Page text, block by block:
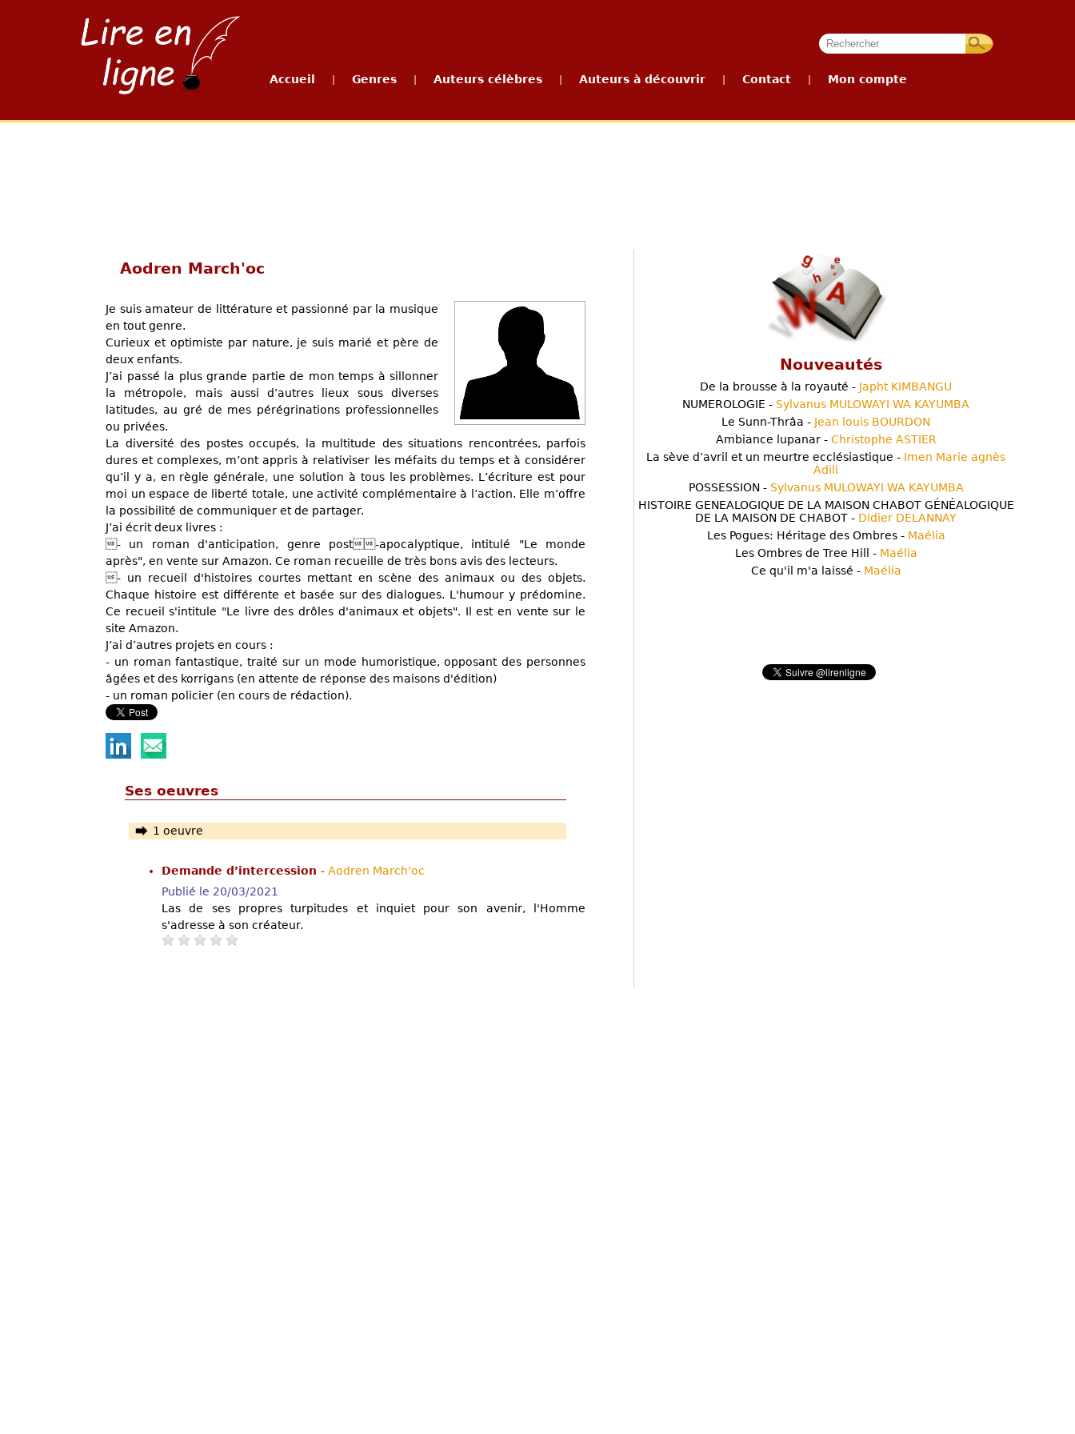
Accueil Genres Auteurs célèbres Auteurs à découvrir Contact Mon compte
Aodren March'oc
Je suis amateur de littérature et passionné par la musique
en tout genre.
Curieux et optimiste par nature, je suis marié et père de
deux enfants.
J’ai passé la plus grande partie de mon temps à sillonner
la métropole, mais aussi d’autres lieux sous diverses
latitudes, au gré de mes pérégrinations professionnelles
ou privées.
La diversité des postes occupés, la multitude des situations rencontrées, parfois
dures et complexes, m’ont appris à relativiser les méfaits du temps et à considérer
qu’il y a, en règle générale, une solution à tous les problèmes. L’écriture est pour
moi un espace de liberté totale, une activité complémentaire à l’action. Elle m’offre
la possibilité de communiquer et de partager.
J’ai écrit deux livres :
- un roman d'anticipation, genre post-apocalyptique, intitulé "Le monde
après", en vente sur Amazon. Ce roman recueille de très bons avis des lecteurs.
- un recueil d'histoires courtes mettant en scène des animaux ou des objets.
Chaque histoire est différente et basée sur des dialogues. L'humour y prédomine.
Ce recueil s'intitule "Le livre des drôles d'animaux et objets". Il est en vente sur le
site Amazon.
J’ai d’autres projets en cours :
- un roman fantastique, traité sur un mode humoristique, opposant des personnes
âgées et des korrigans (en attente de réponse des maisons d'édition)
- un roman policier (en cours de rédaction).
Ses oeuvres
1 oeuvre
Demande d’intercession - Aodren March'oc
Publié le 20/03/2021
Las de ses propres turpitudes et inquiet pour son avenir, l'Homme
s'adresse à son créateur.
Nouveautés
De la brousse à la royauté - Japht KIMBANGU
NUMEROLOGIE - Sylvanus MULOWAYI WA KAYUMBA
Le Sunn-Thrâa - Jean louis BOURDON
Ambiance lupanar - Christophe ASTIER
La sève d’avril et un meurtre ecclésiastique - Imen Marie agnès
Adili
POSSESSION - Sylvanus MULOWAYI WA KAYUMBA
HISTOIRE GENEALOGIQUE DE LA MAISON CHABOT GÉNÉALOGIQUE
DE LA MAISON DE CHABOT - Didier DELANNAY
Les Pogues: Héritage des Ombres - Maélia
Les Ombres de Tree Hill - Maélia
Ce qu'il m'a laissé - Maélia